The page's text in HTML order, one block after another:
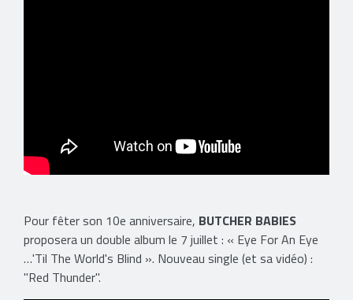
Pour fêter son 10e anniversaire, BUTCHER BABIES
proposera un double album le 7 juillet : « Eye For An Eye
…'Til The World's Blind ». Nouveau single (et sa vidéo) :
"Red Thunder".